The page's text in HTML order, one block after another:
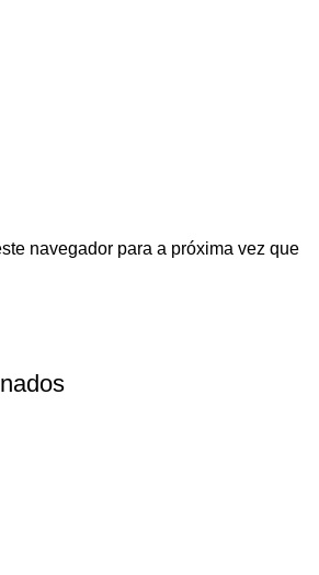
navegador para a próxima vez que